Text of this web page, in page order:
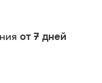
от 7 дней